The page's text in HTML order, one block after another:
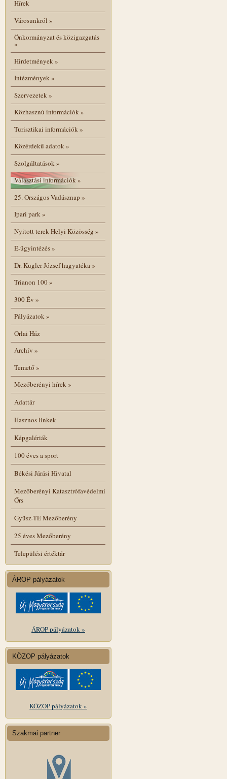
Hírek
Városunkról »
Önkormányzat és közigazgatás
»
Hirdetmények»
Intézmények»
Szervezetek»
Közhasznú információk»
Turisztikai információk»
Közérdekű adatok»
Szolgáltatások»
Választási információk»
25. Országos Vadásznap »
Ipari park»
Nyitott terek Helyi Közösség »
E-ügyintézés»
Dr. Kugler József hagyatéka»
Trianon 100»
300 Év »
Pályázatok»
Orlai Ház
Archív »
Temető»
Mezőberényi hírek»
Adattár
Hasznos linkek
Képgalériák
100 éves a sport
Békési Járási Hivatal
Mezőberényi Katasztrófavédelmi
Őrs
Gyüsz-TE Mezőberény
25 éves Mezőberény
Települési értéktár
ÁROP pályázatok
ÁROP pályázatok »
KÖZOP pályázatok
KÖZOP pályázatok »
Szakmai partner